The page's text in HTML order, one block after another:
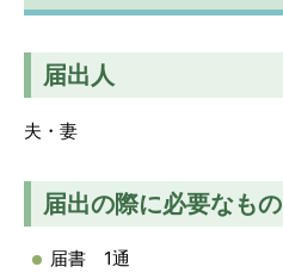
届出人
夫・妻
届出の際に必要なもの
届書 1通